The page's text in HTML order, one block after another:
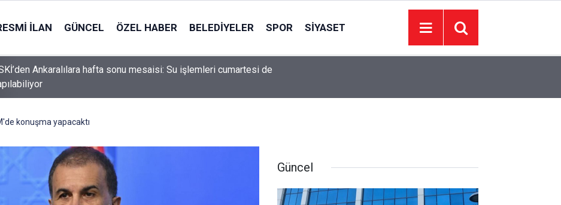
İLAN GÜNCEL ÖZEL HABER BELEDIYELER SPOR SIYASET
Ankaralılara hafta sonu mesaisi: Su işlemleri cumartesi de
konuşma yapacaktı
Güncel